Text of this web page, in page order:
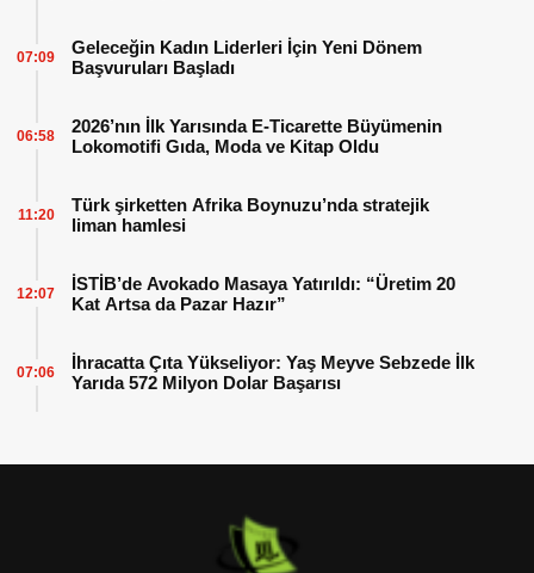
Geleceğin Kadın Liderleri İçin Yeni Dönem
Başvuruları Başladı
07:09
2026’nın İlk Yarısında E-Ticarette Büyümenin
Lokomotifi Gıda, Moda ve Kitap Oldu
06:58
Türk şirketten Afrika Boynuzu’nda stratejik
liman hamlesi
11:20
İSTİB’de Avokado Masaya Yatırıldı: “Üretim 20
Kat Artsa da Pazar Hazır”
12:07
İhracatta Çıta Yükseliyor: Yaş Meyve Sebzede İlk
Yarıda 572 Milyon Dolar Başarısı
07:06